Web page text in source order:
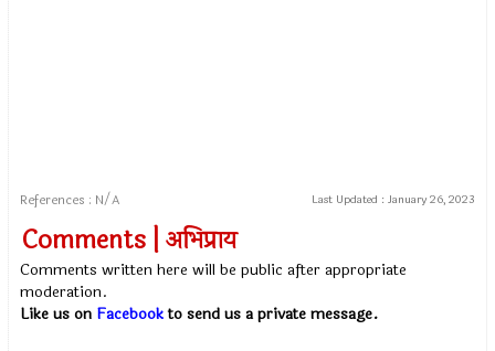
References : N/A Last Updated : January 26, 2023
Comments | अभिप्राय
Comments written here will be public after appropriate
moderation.
Like us on Facebookto send us a private message.